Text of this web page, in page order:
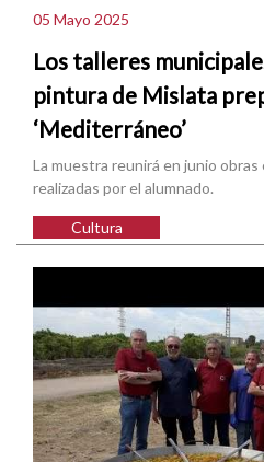
05 Mayo 2025
Los talleres
pintura de Mislata
‘Mediterráneo’
La muestra reunirá en junio
realizadas por el alumnado.
Cultura